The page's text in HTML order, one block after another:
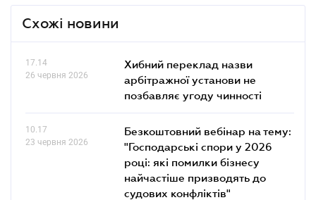
Схожі новини
17.14
26 червня 2026
Хибний переклад назви
арбітражної установи не
позбавляє угоду чинності
10.17
23 червня 2026
Безкоштовний вебінар на тему:
"Господарські спори у 2026
році: які помилки бізнесу
найчастіше призводять до
судових конфліктів"